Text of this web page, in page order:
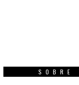
SOBRE